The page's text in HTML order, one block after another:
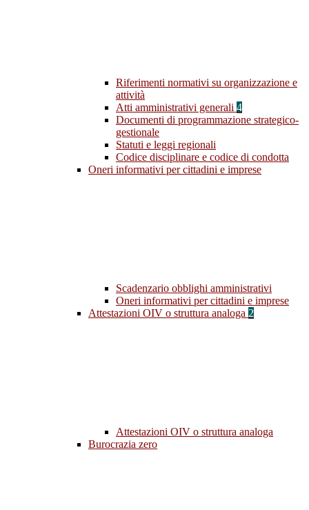
Riferimenti normativi su organizzazione e
attività
Atti amministrativi generali 4
Documenti di programmazione strategico-
gestionale
Statuti e leggi regionali
Codice disciplinare e codice di condotta
Oneri informativi per cittadini e imprese
Scadenzario obblighi amministrativi
Oneri informativi per cittadini e imprese
Attestazioni OIV o struttura analoga 2
Attestazioni OIV o struttura analoga
Burocrazia zero